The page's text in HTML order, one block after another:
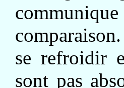
communique
se refroidir
sont pas